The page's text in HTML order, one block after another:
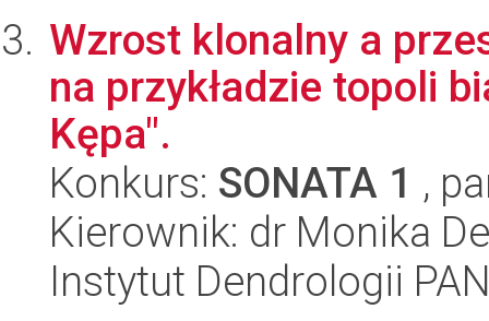
Wzrost klonalny a
na przykładzie topoli
Kępa".
Konkurs: SONATA 1 ,
Kierownik: dr Monika
Instytut Dendrologii